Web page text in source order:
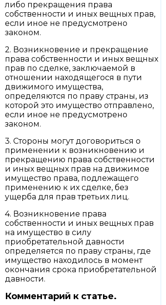
либо прекращения права
собственности и иных вещных прав,
если иное не предусмотрено
законом.
2. Возникновение и прекращение
права собственности и иных вещных
прав по сделке, заключаемой в
отношении находящегося в пути
движимого имущества,
определяются по праву страны, из
которой это имущество отправлено,
если иное не предусмотрено
законом.
3. Стороны могут договориться о
применении к возникновению и
прекращению права собственности
и иных вещных прав на движимое
имущество права, подлежащего
применению к их сделке, без
ущерба для прав третьих лиц.
4. Возникновение права
собственности и иных вещных прав
на имущество в силу
приобретательной давности
определяется по праву страны, где
имущество находилось в момент
окончания срока приобретательной
давности.
Комментарий к статье.